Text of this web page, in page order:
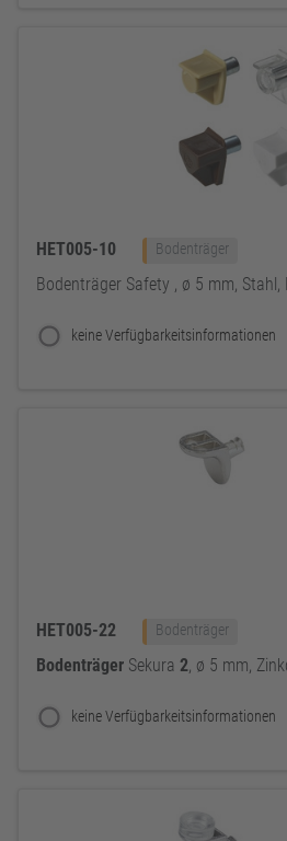
HET005-10 Bodenträger
Bodenträger Safety , ø 5 mm,
keine Verfügbarkeitsinformationen
HET005-22 Bodenträger
Bodenträger Sekura 2, ø 5 mm,
keine Verfügbarkeitsinformationen